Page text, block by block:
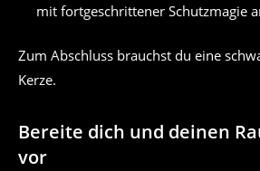
mit fortgeschrittener Schutzmagie
Zum Abschluss brauchst du eine
Kerze.
Bereite dich und deinen
vor